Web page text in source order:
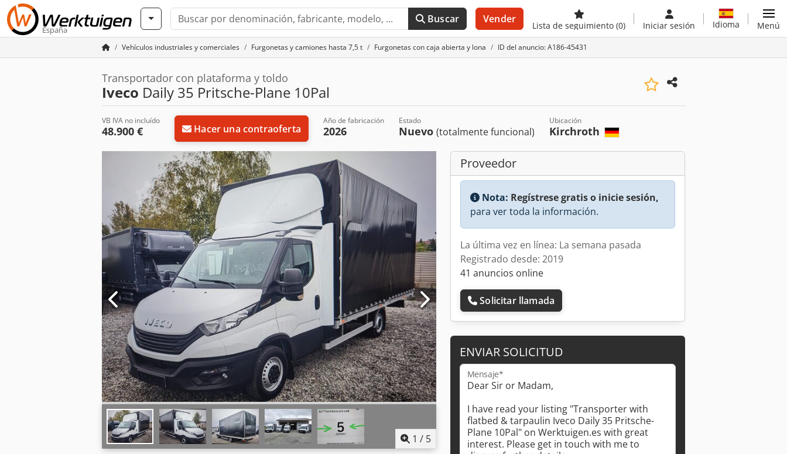
España
Buscar Vender
Lista de seguimiento (0) Iniciar sesión Idioma Menú
Vehículos industriales y comerciales Furgonetas y camiones hasta 7,5 t Furgonetas con caja abierta y lona ID del anuncio: A186-45431
Transportador con plataforma y toldo
Iveco Daily 35 Pritsche-Plane 10Pal
VB IVA no incluído
48.900 € Hacer una contraoferta
Año de fabricación
2026
Estado
Nuevo (totalmente funcional)
Ubicación
Kirchroth
1 / 5
Proveedor
Nota: Regístrese gratis o inicie sesión,
para ver toda la información.
La última vez en línea: La semana pasada
Registrado desde: 2019
41 anuncios online
Solicitar llamada
ENVIAR SOLICITUD
Mensaje*